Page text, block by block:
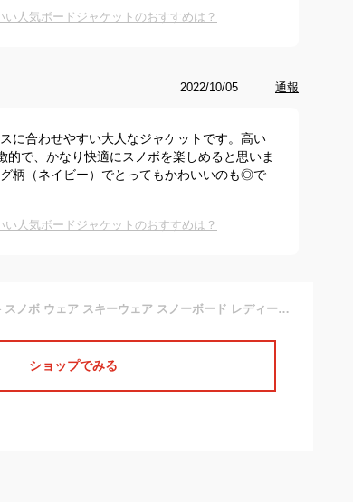
い人気ボードジャケットのおすすめは？
2022/10/05 通報
に合わせやすい大人なジャケットです。高い
で、かなり快適にスノボを楽しめると思いま
柄（ネイビー）でとってもかわいいのも◎で
い人気ボードジャケットのおすすめは？
【セール】代引き手数料無料 スノボ ウェア スキーウェア スノーボード レディース 17-18 大きいサイズ ケラン クララ ジャケット 単体 10106 CLARA JKT 17-18 土日もあす楽 アウトレット 2点以上で1000円OFFクーポン 送料無料
ショップでみる